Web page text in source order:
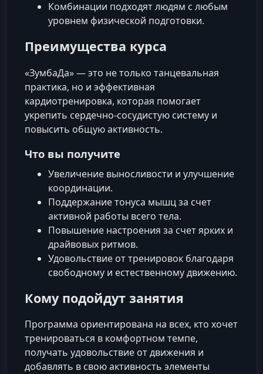
Комбинации подходят людям с любым
уровнем физической подготовки.
Преимущества курса
«ЗумбаДа» — это не только танцевальная
практика, но и эффективная
кардиотренировка, которая помогает
укрепить сердечно-сосудистую систему и
повысить общую активность.
Что вы получите
Увеличение выносливости и улучшение
координации.
Поддержание тонуса мышц за счет
активной работы всего тела.
Повышение настроения за счет ярких и
драйвовых ритмов.
Удовольствие от тренировок благодаря
свободному и естественному движению.
Кому подойдут занятия
Программа ориентирована на всех, кто хочет
тренироваться в комфортном темпе,
получать удовольствие от движения и
добавлять в свою активность элементы